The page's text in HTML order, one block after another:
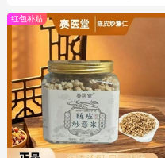
红包补贴